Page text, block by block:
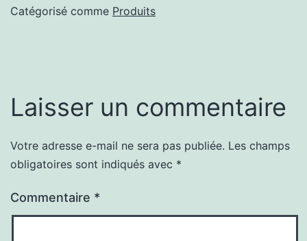
Catégorisé comme Produits
Laisser un commentaire
Votre adresse e-mail ne sera pas publiée. Les champs
obligatoires sont indiqués avec *
Commentaire *